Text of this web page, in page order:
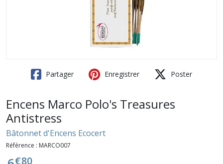
Partager Enregistrer Poster
Encens Marco Polo's Treasures
Antistress
Bâtonnet d'Encens Ecocert
Référence : MARCO007
€80